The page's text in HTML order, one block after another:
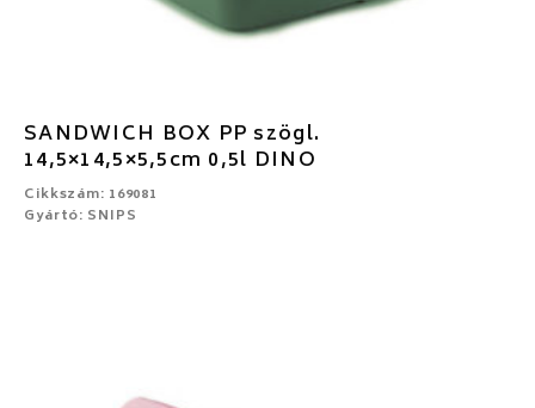
SANDWICH BOX PP szögl.
14,5×14,5×5,5cm 0,5l DINO
Cikkszám: 169081
Gyártó: SNIPS